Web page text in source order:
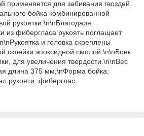
применяется для забивания гвоздей.
бойка комбинированной
рукоятки.\n\nБлагодаря
из фибергласа рукоять поглащает
и головка скреплены
склейки эпоксидной смолой.\n\nБоек
для увеличения твердости.\n\nВес
длина 375 мм,\nФорма бойка:
рукояти: фиберглас.